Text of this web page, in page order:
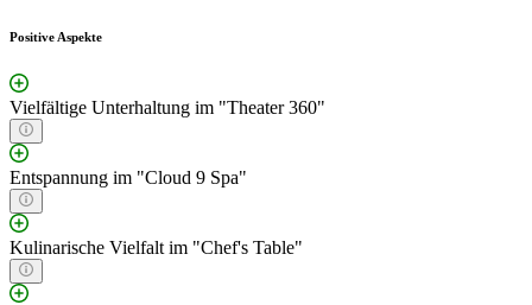
Positive Aspekte
Vielfältige Unterhaltung im "Theater 360"
Entspannung im "Cloud 9 Spa"
Kulinarische Vielfalt im "Chef's Table"